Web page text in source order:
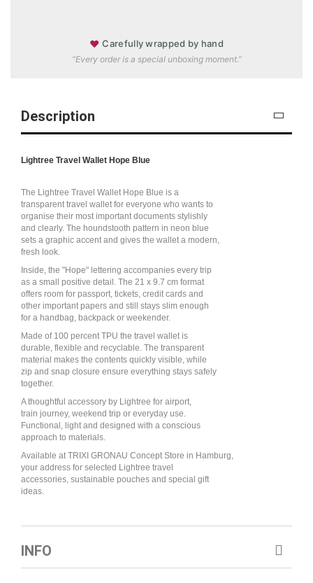
♥ Carefully wrapped by hand
“Every order is a special unboxing moment.”
Description
Lightree Travel Wallet Hope Blue
The Lightree Travel Wallet Hope Blue is a
transparent travel wallet for everyone who wants to
organise their most important documents stylishly
and clearly. The houndstooth pattern in neon blue
sets a graphic accent and gives the wallet a modern,
fresh look.
Inside, the "Hope" lettering accompanies every trip
as a small positive detail. The 21 x 9.7 cm format
offers room for passport, tickets, credit cards and
other important papers and still stays slim enough
for a handbag, backpack or weekender.
Made of 100 percent TPU the travel wallet is
durable, flexible and recyclable. The transparent
material makes the contents quickly visible, while
zip and snap closure ensure everything stays safely
together.
A thoughtful accessory by Lightree for airport,
train journey, weekend trip or everyday use.
Functional, light and designed with a conscious
approach to materials.
Available at TRIXI GRONAU Concept Store in Hamburg,
your address for selected Lightree travel
accessories, sustainable pouches and special gift
ideas.
INFO